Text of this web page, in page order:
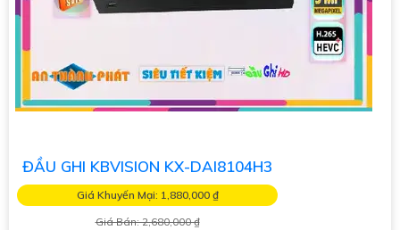
ĐẦU GHI KBVISION KX-DAI8104H3
Giá Khuyến Mại: 1,880,000 ₫
Giá Bán: 2,680,000 ₫